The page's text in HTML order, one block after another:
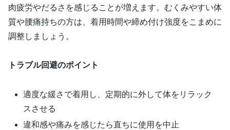
肉疲労やだるさを感じることが増えます。むくみやすい体
質や腰痛持ちの方は、着用時間や締め付け強度をこまめに
調整しましょう。
トラブル回避のポイント
適度な緩さで着用し、定期的に外して体をリラック
スさせる
違和感や痛みを感じたら直ちに使用を中止